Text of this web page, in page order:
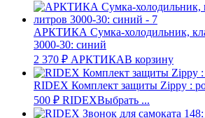
АРКТИКА Сумка-холодильник,
3000-30: синий
2 370 ₽ АРКТИКАВ корзину
RIDEX Комплект защиты Zippy :
500 ₽ RIDEXВыбрать ...